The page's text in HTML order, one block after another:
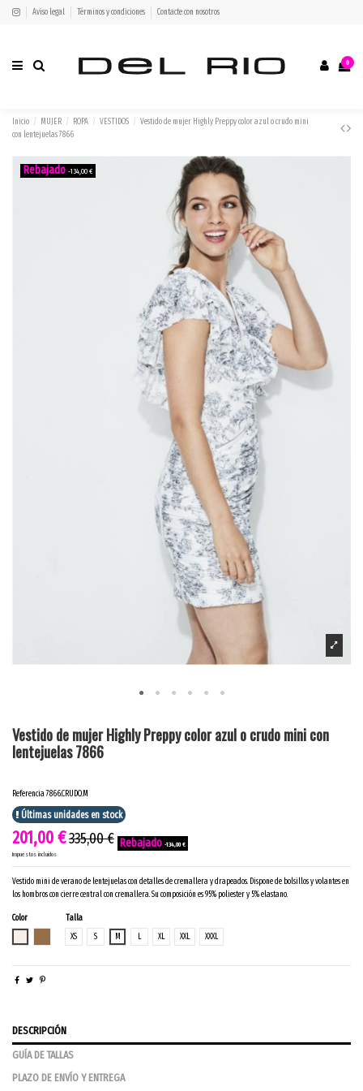
Aviso legal Términos y condiciones Contacte con nosotros
0
Inicio MUJER ROPA VESTIDOS
Vestido de mujer Highly Preppy color azul o crudo mini
con lentejuelas 7866
-134,00 €
Vestido de mujer Highly Preppy color azul o crudo mini con
lentejuelas 7866
Referencia7866.CRUDO.M
Últimas unidades en stock
201,00 €335,00 €
-134,00 €
Impuestos incluidos
Vestido mini de verano de lentejuelas con detalles de cremallera y drapeados. Dispone de bolsillos y volantes en
los hombros con cierre central con cremallera. Su composición es 95% poliester y 5% elastano.
Color
CARAMELO
Talla
XS
S M L XL XXL XXXL
DESCRIPCIÓN
GUÍA DE TALLAS
PLAZO DE ENVÍO Y ENTREGA